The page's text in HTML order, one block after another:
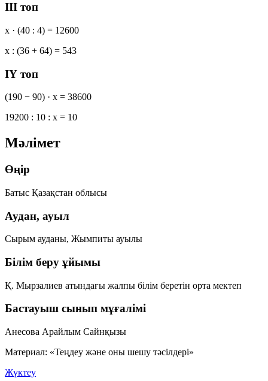
ІІІ топ
x · (40 : 4) = 12600
x : (36 + 64) = 543
ІҮ топ
(190 − 90) · x = 38600
19200 : 10 : x = 10
Мәлімет
Өңір
Батыс Қазақстан облысы
Аудан, ауыл
Сырым ауданы, Жымпиты ауылы
Білім беру ұйымы
Қ. Мырзалиев атындағы жалпы білім беретін орта мектеп
Бастауыш сынып мұғалімі
Анесова Арайлым Сайнқызы
Материал: «Теңдеу және оны шешу тәсілдері»
Жүктеу